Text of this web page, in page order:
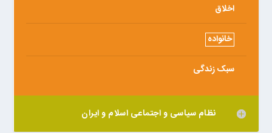
اخلاق
خانواده
سبک زندگی
نظام سیاسی و اجتماعی اسلام و ایران